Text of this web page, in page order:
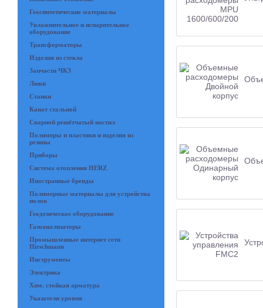
Геосинтетические материалы
Увлажнительное и испарительное
оборудование
Трансформаторы
Изделия из стекла
Запчасти ЧКЗ
Люки
Станки
Канат стальной
Сварной решётчатый настил
Полимеры и пластики и изделия из
резины
Приборы
Система отопления HERZ
Иностранные бренды
Полимерные материалы для устройства
полов
Геодезическое оборудование
Газоанализаторы
Промышленные интернет сети
Hirschmann
Инструменты
Электрика
Хим. стойкая арматура
Указатели уровня